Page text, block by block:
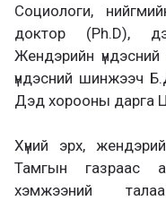
Социологи,
доктор (Ph.D),
Жендэрийн
үндэсний шинжээч
Дэд хорооны дарга
Хүний эрх,
Тамгын газраас
хэмжээний